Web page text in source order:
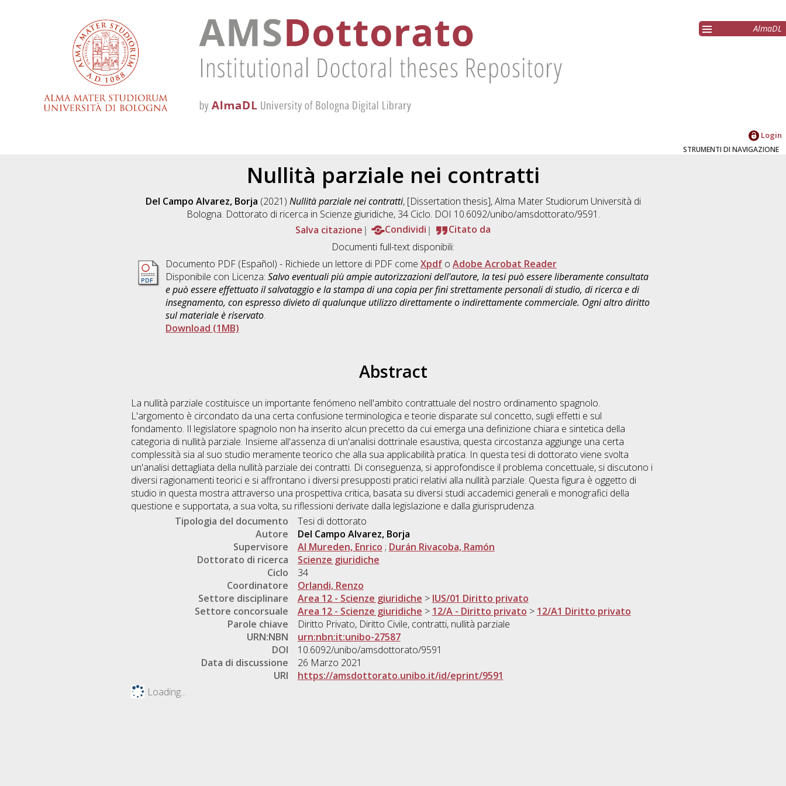
AlmaDL
Login
STRUMENTI DI NAVIGAZIONE
Nullità parziale nei contratti
Del Campo Alvarez, Borja (2021) Nullità parziale nei contratti, [Dissertation thesis], Alma Mater Studiorum Università di
Bologna. Dottorato di ricerca in Scienze giuridiche, 34 Ciclo. DOI 10.6092/unibo/amsdottorato/9591.
Salva citazione
Condividi
Citato da
Documenti full-text disponibili:
Documento PDF (Español) - Richiede un lettore di PDF come Xpdf o Adobe Acrobat Reader
Disponibile con Licenza: Salvo eventuali più ampie autorizzazioni dell'autore, la tesi può essere liberamente consultata
e può essere effettuato il salvataggio e la stampa di una copia per fini strettamente personali di studio, di ricerca e di
insegnamento, con espresso divieto di qualunque utilizzo direttamente o indirettamente commerciale. Ogni altro diritto
sul materiale è riservato.
Download (1MB)
Abstract
La nullità parziale costituisce un importante fenómeno nell'ambito contrattuale del nostro ordinamento spagnolo.
L'argomento è circondato da una certa confusione terminologica e teorie disparate sul concetto, sugli effetti e sul
fondamento. Il legislatore spagnolo non ha inserito alcun precetto da cui emerga una definizione chiara e sintetica della
categoria di nullità parziale. Insieme all'assenza di un'analisi dottrinale esaustiva, questa circostanza aggiunge una certa
complessità sia al suo studio meramente teorico che alla sua applicabilità pratica. In questa tesi di dottorato viene svolta
un'analisi dettagliata della nullità parziale dei contratti. Di conseguenza, si approfondisce il problema concettuale, si discutono i
diversi ragionamenti teorici e si affrontano i diversi presupposti pratici relativi alla nullità parziale. Questa figura è oggetto di
studio in questa mostra attraverso una prospettiva critica, basata su diversi studi accademici generali e monografici della
questione e supportata, a sua volta, su riflessioni derivate dalla legislazione e dalla giurisprudenza.
Tipologia del documento
Tesi di dottorato
Autore
Del Campo Alvarez, Borja
Supervisore
Al Mureden, Enrico ; Durán Rivacoba, Ramón
Dottorato di ricerca
Scienze giuridiche
Ciclo
34
Coordinatore
Orlandi, Renzo
Settore disciplinare
Area 12 - Scienze giuridiche > IUS/01 Diritto privato
Settore concorsuale
Area 12 - Scienze giuridiche > 12/A - Diritto privato > 12/A1 Diritto privato
Parole chiave
Diritto Privato, Diritto Civile, contratti, nullità parziale
URN:NBN
urn:nbn:it:unibo-27587
DOI
10.6092/unibo/amsdottorato/9591
Data di discussione
26 Marzo 2021
URI
https://amsdottorato.unibo.it/id/eprint/9591
Loading...